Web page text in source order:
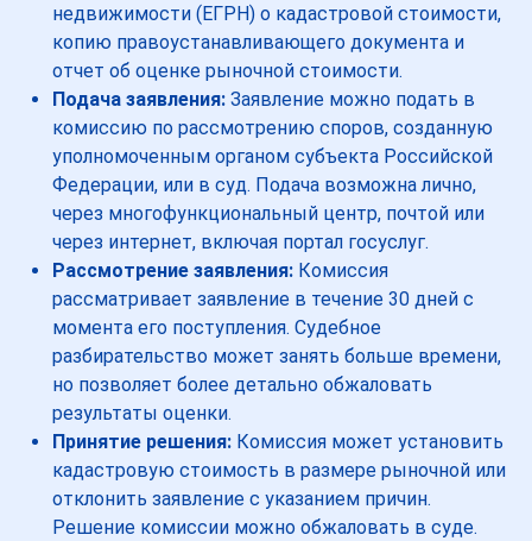
недвижимости (ЕГРН) о кадастровой стоимости,
копию правоустанавливающего документа и
отчет об оценке рыночной стоимости.
Подача заявления: Заявление можно подать в
комиссию по рассмотрению споров, созданную
уполномоченным органом субъекта Российской
Федерации, или в суд. Подача возможна лично,
через многофункциональный центр, почтой или
через интернет, включая портал госуслуг.
Рассмотрение заявления: Комиссия
рассматривает заявление в течение 30 дней с
момента его поступления. Судебное
разбирательство может занять больше времени,
но позволяет более детально обжаловать
результаты оценки.
Принятие решения: Комиссия может установить
кадастровую стоимость в размере рыночной или
отклонить заявление с указанием причин.
Решение комиссии можно обжаловать в суде.